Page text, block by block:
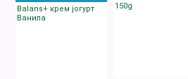
Balans+ крем јогурт
Ванила
150g